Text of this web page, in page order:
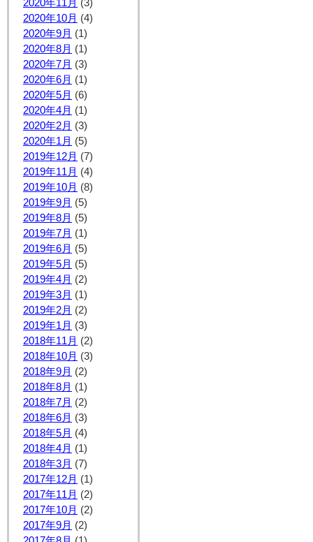
2020年11月 (3)
2020年10月 (4)
2020年9月 (1)
2020年8月 (1)
2020年7月 (3)
2020年6月 (1)
2020年5月 (6)
2020年4月 (1)
2020年2月 (3)
2020年1月 (5)
2019年12月 (7)
2019年11月 (4)
2019年10月 (8)
2019年9月 (5)
2019年8月 (5)
2019年7月 (1)
2019年6月 (5)
2019年5月 (5)
2019年4月 (2)
2019年3月 (1)
2019年2月 (2)
2019年1月 (3)
2018年11月 (2)
2018年10月 (3)
2018年9月 (2)
2018年8月 (1)
2018年7月 (2)
2018年6月 (3)
2018年5月 (4)
2018年4月 (1)
2018年3月 (7)
2017年12月 (1)
2017年11月 (2)
2017年10月 (2)
2017年9月 (2)